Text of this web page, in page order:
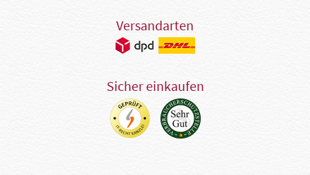
Versandarten
Sicher einkaufen